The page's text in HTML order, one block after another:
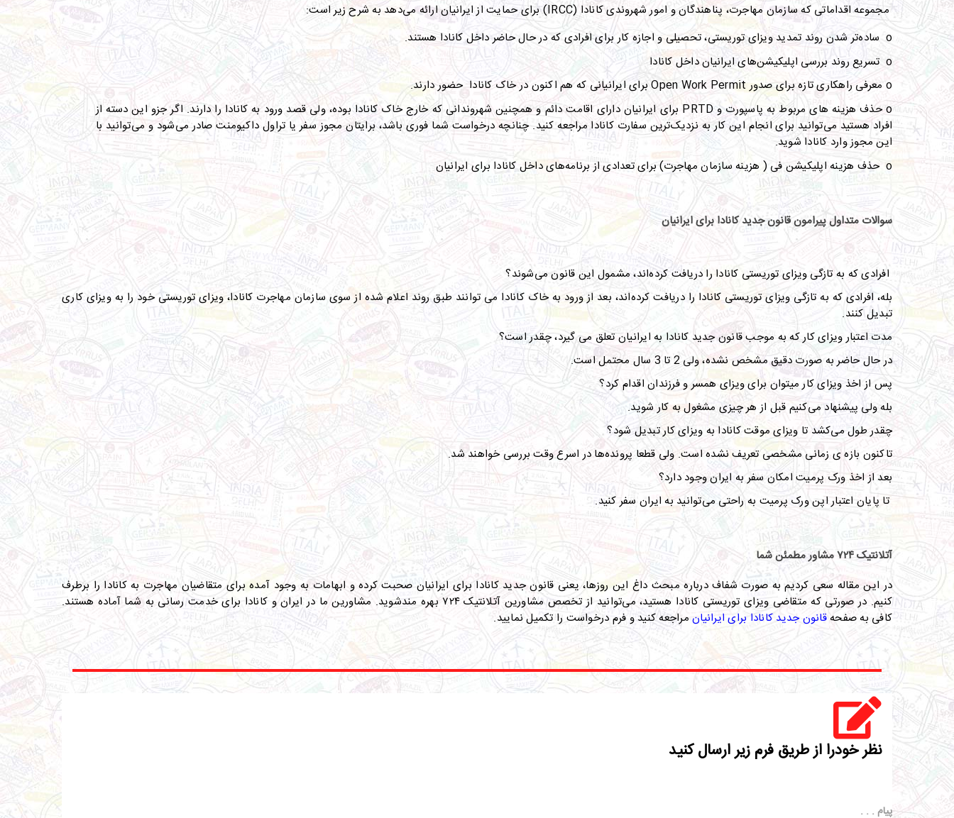
مجموعه اقداماتی که سازمان مهاجرت، پناهندگان و امور شهروندی کانادا (
IRCC
)برای حمایت از ایرانیان ارائه می‌دهد به شرح زیر است:
o ساده‌تر شدن روند تمدید ویزای توریستی، تحصیلی و اجازه کار برای افرادی که در حال حاضر داخل کانادا هستند.
o تسریع روند بررسی اپلیکیشن‌های ایرانیان داخل کانادا
o معرفی راهکاری تازه برای صدورOpen Work Permit برای ایرانیانی که هم اکنون در خاک کانادا حضور دارند.
oحذف هزینه های مربوط به پاسپورت وPRTDبرای ایرانیان دارای اقامت دائم و همچنین شهروندانی که خارج خاک کانادا بوده، ولی قصد ورود به کانادا را دارند. اگر جزو این دسته از
افراد هستید می‌توانید برای انجام این کار به نزدیک‌ترین سفارت کانادا مراجعه کنید.چنانچه درخواست شما فوری باشد، برایتان مجوز سفر یا تراول داکیومنت صادر می‌شود و می‌توانید با
این مجوز وارد کانادا شوید.
o حذف هزینه اپلیکیشن فی ( هزینه سازمان مهاجرت) برای تعدادی از برنامه‌های داخل کانادا برای ایرانیان
سوالات متداول پیرامون قانون جدید کانادا برای ایرانیان
افرادی که به تازگی ویزای توریستی کانادا را دریافت کرده‌اند، مشمول این قانون می‌شوند؟
بله، افرادی که به تازگی ویزای توریستی کانادا را دریافت کرده‌اند، بعد از ورود به خاک کانادا می توانند طبق روند اعلام شده از سوی سازمان مهاجرت کانادا، ویزای توریستی خود را به ویزای کاری
تبدیل کنند.
مدت اعتبار ویزای کار که به موجب قانون جدید کانادا به ایرانیان تعلق می گیرد، چقدر است؟
در حال حاضر به صورت دقیق مشخص نشده، ولی 2 تا3 سال محتمل است.
پس از اخذ ویزای کار میتوان برای ویزای همسر و فرزندان اقدام کرد؟
بله ولی پیشنهاد می‌کنیم قبل از هر چیزی مشغول به کار شوید.
چقدر طول می‌کشد تا ویزای موقت کانادا به ویزای کار تبدیل شود؟
تاکنون بازه ی زمانی مشخصی تعریف نشده است. ولی قطعا پرونده‌ها در اسرع وقت بررسی خواهند شد.
بعد از اخذ ورک پرمیت امکان سفر به ایران وجود دارد؟
تا پایان اعتبار اپن ورک پرمیت به راحتی ‌می‌توانید به ایران سفر کنید.
آتلانتیک ۷۲۴ مشاور مطمئن شما
در این مقاله سعی کردیم به صورت شفاف درباره مبحث داغ این روزها، یعنی قانون جدید کانادا برای ایرانیان صحبت کرده و ابهامات به وجود آمده برای متقاضیان مهاجرت به کانادا را برطرف
کنیم. در صورتی که متقاضی ویزای توریستی کانادا هستید، می‌توانید از تخصص مشاورین آتلانتیک ۷۲۴ بهره مند‌شوید . مشاورین ما در ایران و کانادا برای خدمت رسانی به شما آماده هستند.
کافی به صفحهقانون جدید کانادا برای ایرانیانمراجعه کنید و فرم درخواست را تکمیل نمایید.
نظر خودرا از طریق فرم زیر ارسال کنید